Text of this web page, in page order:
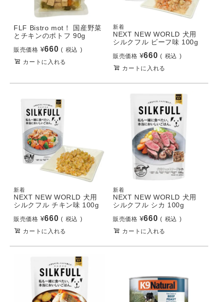
FLF Bistro mot！ 国産野菜
とチキンのポトフ 90g
販売価格 ¥660
税込
カートに入れる
新着
NEXT NEW WORLD 犬用
シルクフル ビーフ味 100g
販売価格 ¥660
税込
カートに入れる
新着
NEXT NEW WORLD 犬用
シルクフル チキン味 100g
販売価格 ¥660
税込
カートに入れる
新着
NEXT NEW WORLD 犬用
シルクフル シカ 100g
販売価格 ¥660
税込
カートに入れる